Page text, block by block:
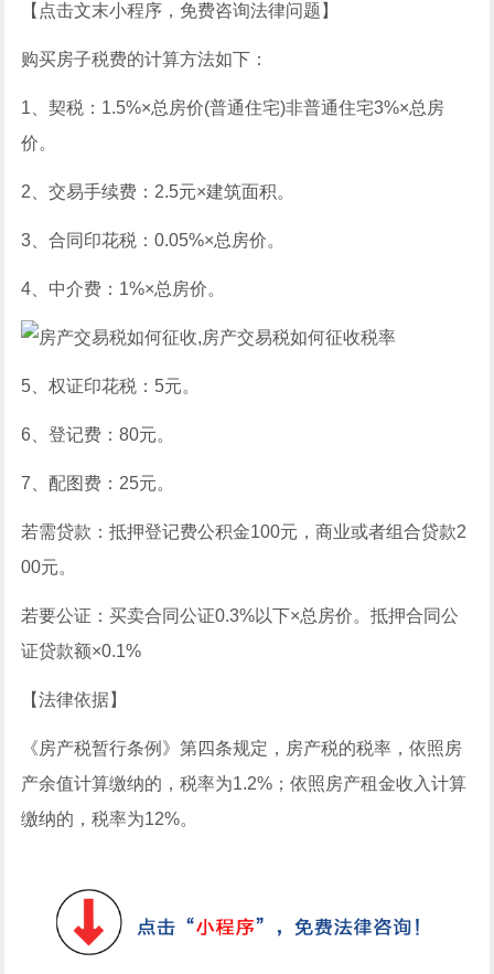
【点击文末小程序，免费咨询法律问题】
购买房子税费的计算方法如下：
1、契税：1.5%×总房价(普通住宅)非普通住宅3%×总房
价。
2、交易手续费：2.5元×建筑面积。
3、合同印花税：0.05%×总房价。
4、中介费：1%×总房价。
5、权证印花税：5元。
6、登记费：80元。
7、配图费：25元。
若需贷款：抵押登记费公积金100元，商业或者组合贷款2
00元。
若要公证：买卖合同公证0.3%以下×总房价。抵押合同公
证贷款额×0.1%
【法律依据】
《房产税暂行条例》第四条规定，房产税的税率，依照房
产余值计算缴纳的，税率为1.2%；依照房产租金收入计算
缴纳的，税率为12%。